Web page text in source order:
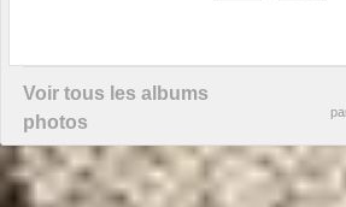
Voir tous les albums
photos